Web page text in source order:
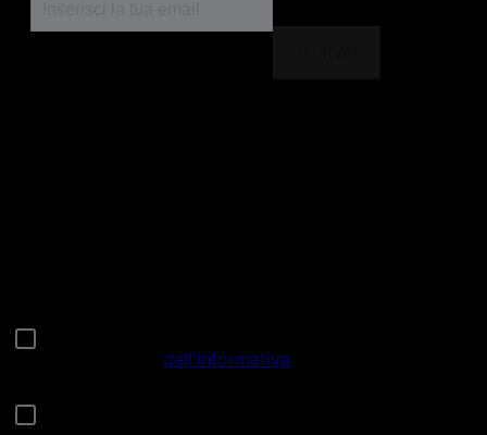
Seguici
Segnalazioni